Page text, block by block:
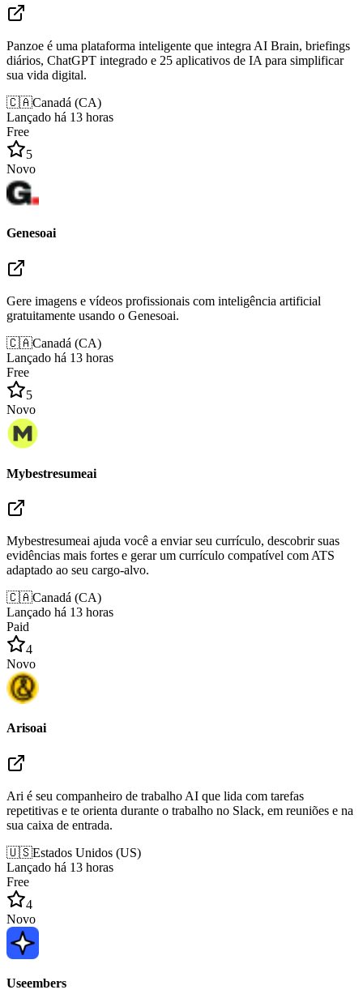
Panzoe é uma plataforma inteligente que integra AI Brain, briefings
diários, ChatGPT integrado e 25 aplicativos de IA para simplificar
sua vida digital.
🇨🇦Canadá (CA)
Lançado há 13 horas
Free
5
Novo
Genesoai
Gere imagens e vídeos profissionais com inteligência artificial
gratuitamente usando o Genesoai.
🇨🇦Canadá (CA)
Lançado há 13 horas
Free
5
Novo
Mybestresumeai
Mybestresumeai ajuda você a enviar seu currículo, descobrir suas
evidências mais fortes e gerar um currículo compatível com ATS
adaptado ao seu cargo-alvo.
🇨🇦Canadá (CA)
Lançado há 13 horas
Paid
4
Novo
Arisoai
Ari é seu companheiro de trabalho AI que lida com tarefas
repetitivas e te orienta durante o trabalho no Slack, em reuniões e na
sua caixa de entrada.
🇺🇸Estados Unidos (US)
Lançado há 13 horas
Free
4
Novo
Useembers